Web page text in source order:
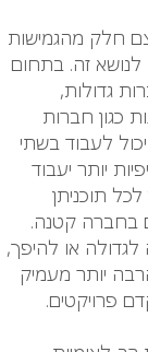
חלק מהגמישות
זה. בתחום
גדולות,
כגון חברות
סטארטאפ או בית תוכנה ממוקד. תוכניתן FS יכול לעבוד בשתי
יותר יעבוד
תוכניתן
בחברה קטנה.
או להיפך,
יותר מעמיק
פרויקטים.